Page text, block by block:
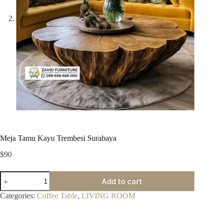
Meja Tamu Kayu Trembesi Surabaya
$90
Meja
Tamu
Kayu
Trembesi
Add to cart
Categories: Coffee Table, LIVING ROOM